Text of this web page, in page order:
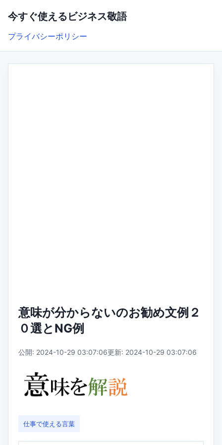
今すぐ使えるビジネス敬語
プライバシーポリシー
意味が分からないのお勧め文例２
０選とNG例
公開: 2024-10-29 03:07:06更新: 2024-10-29 03:07:06
仕事で使える言葉